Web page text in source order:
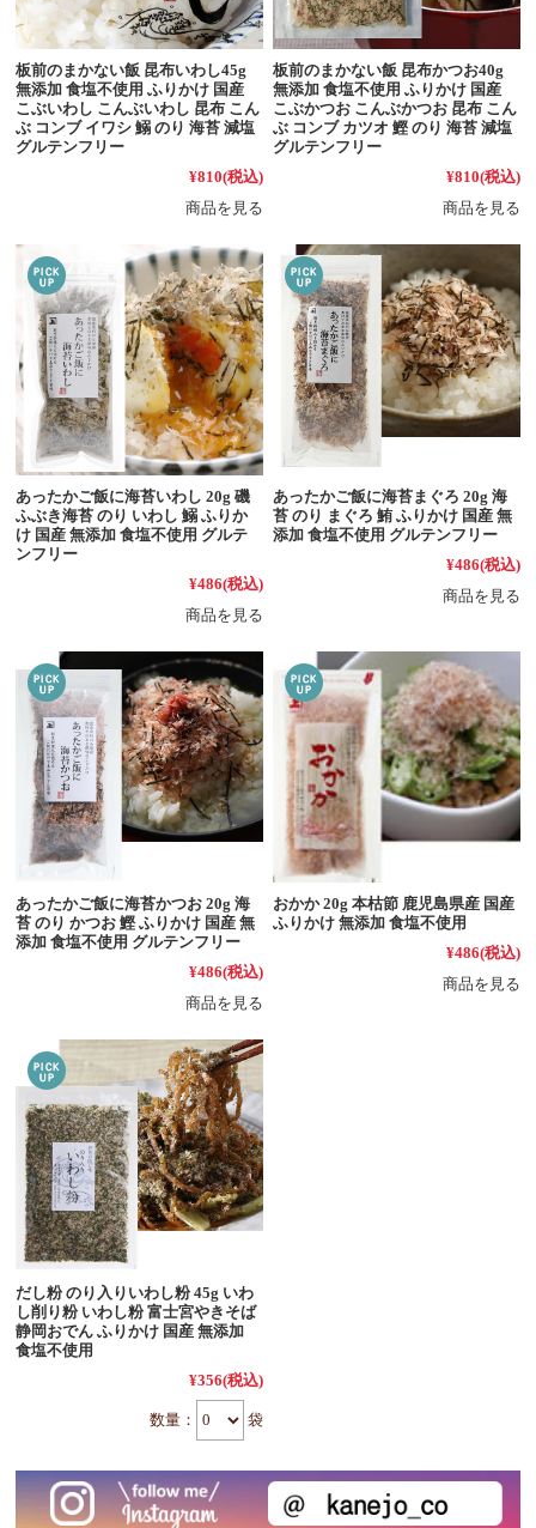
板前のまかない飯 昆布いわし45g
無添加 食塩不使用 ふりかけ 国産
こぶいわし こんぶいわし 昆布 こん
ぶ コンブ イワシ 鰯 のり 海苔 減塩
グルテンフリー
¥810(税込)
商品を見る
板前のまかない飯 昆布かつお40g
無添加 食塩不使用 ふりかけ 国産
こぶかつお こんぶかつお 昆布 こん
ぶ コンブ カツオ 鰹 のり 海苔 減塩
グルテンフリー
¥810(税込)
商品を見る
あったかご飯に海苔いわし 20g 磯
ふぶき海苔 のり いわし 鰯 ふりか
け 国産 無添加 食塩不使用 グルテ
ンフリー
¥486(税込)
商品を見る
あったかご飯に海苔まぐろ 20g 海
苔 のり まぐろ 鮪 ふりかけ 国産 無
添加 食塩不使用 グルテンフリー
¥486(税込)
商品を見る
あったかご飯に海苔かつお 20g 海
苔 のり かつお 鰹 ふりかけ 国産 無
添加 食塩不使用 グルテンフリー
¥486(税込)
商品を見る
おかか 20g 本枯節 鹿児島県産 国産
ふりかけ 無添加 食塩不使用
¥486(税込)
商品を見る
だし粉 のり入りいわし粉 45g いわ
し削り粉 いわし粉 富士宮やきそば
静岡おでん ふりかけ 国産 無添加
食塩不使用
¥356(税込)
数量： 袋